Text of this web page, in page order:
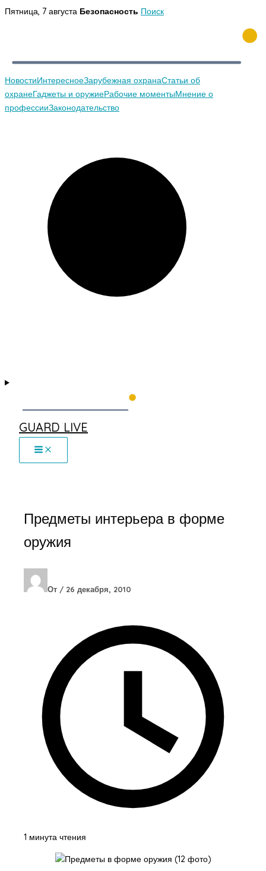
Перейти
Пятница, 7 августа Безопасность Поиск
НовостиИнтересноеЗарубежная охранаСтатьи об
охранеГаджеты и оружиеРабочие моментыМнение о
профессииЗаконодательство
GUARD LIVE
Предметы интерьера в форме
оружия
От / 26 декабря, 2010
1 минута чтения